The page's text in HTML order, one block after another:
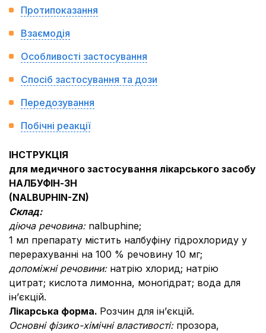
Протипоказання
Взаємодія
Особливості застосування
Спосіб застосування та дози
Передозування
Побічні реакції
ІНСТРУКЦІЯ
для медичного застосування лікарського засобу
НАЛБУФІН-ЗН
(NALBUPHIN-ZN)
Склад:
діюча речовина: nalbuphine;
1 мл препарату містить налбуфіну гідрохлориду у
перерахуванні на 100 % речовину 10 мг;
допоміжні речовини: натрію хлорид; натрію
цитрат; кислота лимонна, моногідрат; вода для
ін’єкцій.
Лікарська форма. Розчин для ін’єкцій.
Основні фізико-хімічні властивості: прозора,